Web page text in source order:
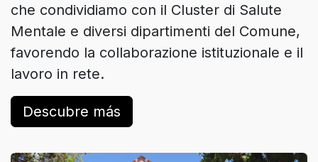
che condividiamo con il Cluster di Salute
Mentale e diversi dipartimenti del Comune,
favorendo la collaborazione istituzionale e il
lavoro in rete.
Descubre más